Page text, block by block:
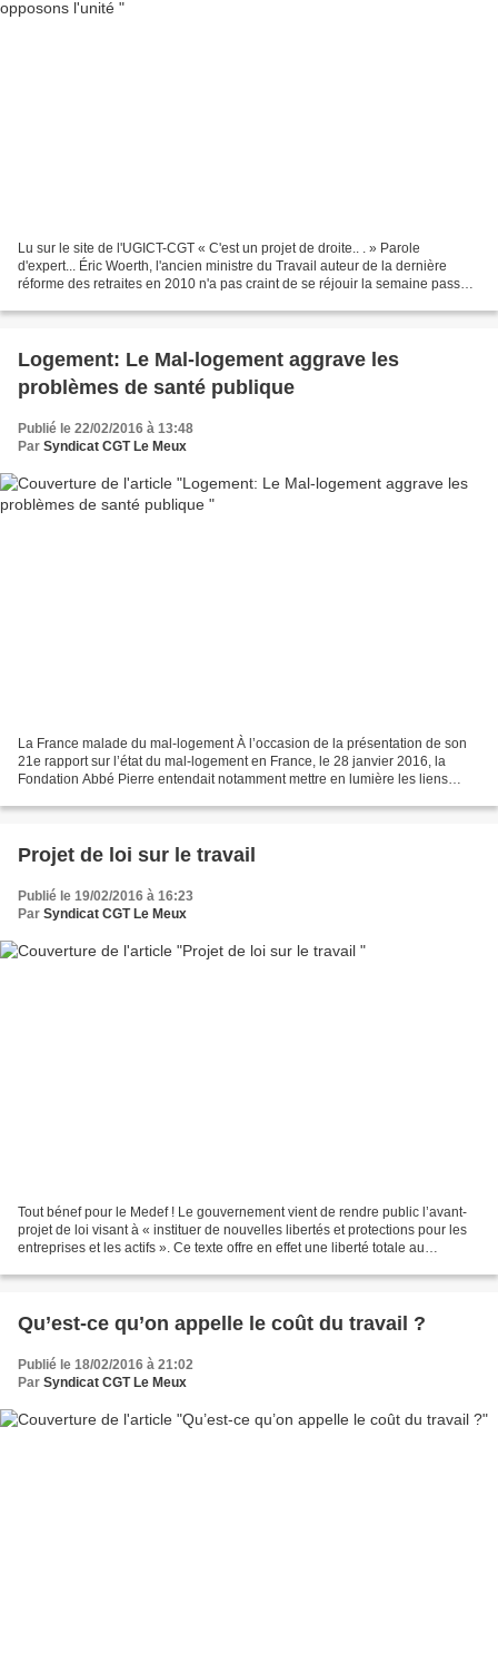
Lu sur le site de l'UGICT-CGT « C'est un projet de droite.. . » Parole
d'expert... Éric Woerth, l'ancien ministre du Travail auteur de la dernière
réforme des retraites en 2010 n'a pas craint de se réjouir la semaine passée
Logement: Le Mal-logement aggrave les
problèmes de santé publique
Publié le 22/02/2016 à 13:48
Par Syndicat CGT Le Meux
La France malade du mal-logement À l’occasion de la présentation de son
21e rapport sur l’état du mal-logement en France, le 28 janvier 2016, la
Fondation Abbé Pierre entendait notamment mettre en lumière les liens
Projet de loi sur le travail
Publié le 19/02/2016 à 16:23
Par Syndicat CGT Le Meux
Tout bénef pour le Medef ! Le gouvernement vient de rendre public l’avant-
projet de loi visant à « instituer de nouvelles libertés et protections pour les
entreprises et les actifs ». Ce texte offre en effet une liberté totale au
Qu’est-ce qu’on appelle le coût du travail ?
Publié le 18/02/2016 à 21:02
Par Syndicat CGT Le Meux